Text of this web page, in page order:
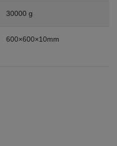
30000 g
600×600×10mm